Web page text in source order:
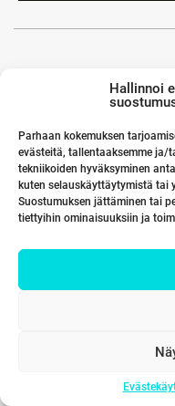
Hallinnoi
Parhaan kokemuksen
evästeitä, tallentaaksemme ja/
tekniikoiden hyväksyminen
kuten selauskäyttäytymistä
Suostumuksen jättäminen tai
tiettyihin ominaisuuksiin ja